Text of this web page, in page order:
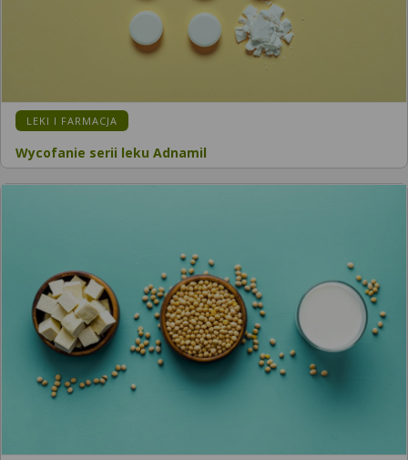
LEKI I FARMACJA
Wycofanie serii leku Adnamil